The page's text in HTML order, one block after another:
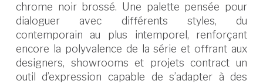
chrome noir brossé. Une palette pensée pour
dialoguer avec différents styles, du
contemporain au plus intemporel, renforçant
encore la polyvalence de la série et offrant aux
designers, showrooms et projets contract un
outil d’expression capable de s’adapter à des